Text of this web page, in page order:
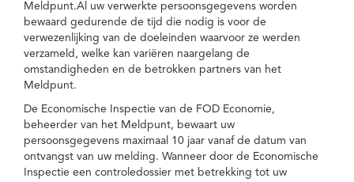
Meldpunt.Al uw verwerkte persoonsgegevens worden
bewaard gedurende de tijd die nodig is voor de
verwezenlijking van de doeleinden waarvoor ze werden
verzameld, welke kan variëren naargelang de
omstandigheden en de betrokken partners van het
Meldpunt.
De Economische Inspectie van de FOD Economie,
beheerder van het Meldpunt, bewaart uw
persoonsgegevens maximaal 10 jaar vanaf de datum van
ontvangst van uw melding. Wanneer door de Economische
Inspectie een controledossier met betrekking tot uw